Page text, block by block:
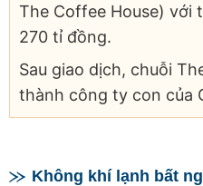
The Coffee House) với
270 tỉ đồng.
Sau giao dịch, chuỗi
thành công ty con của
Không khí lạnh bất